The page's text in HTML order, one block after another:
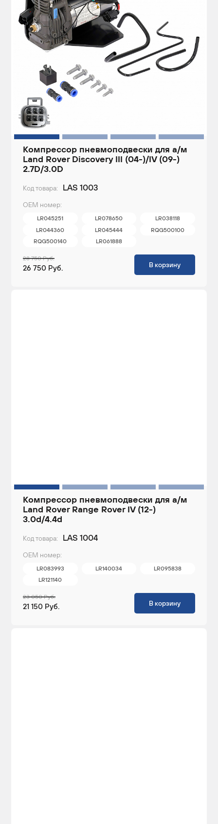
Компрессор пневмоподвески для а/м
Land Rover Discovery III (04-)/IV (09-)
2.7D/3.0D
Код товара: LAS 1003
ОЕМ номер:
LR045251 LR078650
LR038118
LR044360
LR045444
RQG500100
RQG500140
LR061888
28 750 Руб.
26 750 Руб. В корзину
Компрессор пневмоподвески для а/м
Land Rover Range Rover IV (12-)
3.0d/4.4d
Код товара: LAS 1004
ОЕМ номер:
LR083993 LR140034
LR095838
LR121140
23 050 Руб.
21 150 Руб. В корзину